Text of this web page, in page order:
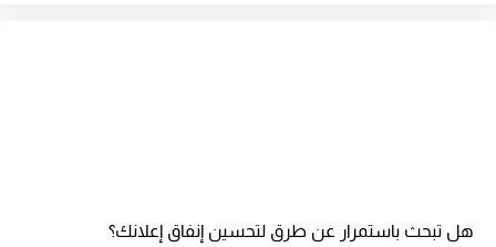
هل تبحث باستمرار عن طرق لتحسين إنفاق إعلانك؟